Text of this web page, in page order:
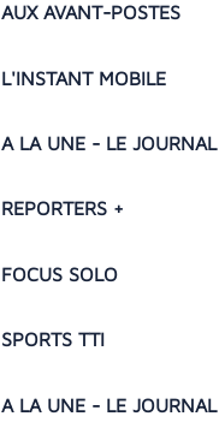
AUX AVANT-POSTES
L'INSTANT MOBILE
A LA UNE - LE JOURNAL
REPORTERS +
FOCUS SOLO
SPORTS TTI
A LA UNE - LE JOURNAL